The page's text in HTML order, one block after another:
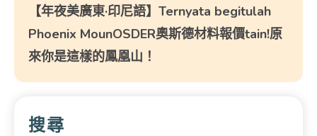
【年夜美廣東·印尼語】Ternyata begitulah
Phoenix MounOSDER奧斯德材料報價tain!原
來你是這樣的鳳凰山！
搜尋